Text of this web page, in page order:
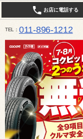
お店に電話する
TEL 011-896-1212
平日・日・祝日：作業受付
受け出来ない場合がございます
日：2026年8月の定